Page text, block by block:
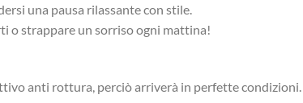
una pausa rilassante con stile.
o strappare un sorriso ogni mattina!
anti rottura, perciò arriverà in perfette condizioni.